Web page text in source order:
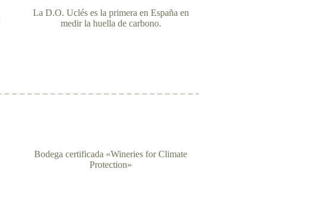
La D.O. Uclés es la primera en España en
medir la huella de carbono.
Bodega certificada «Wineries for Climate
Protection»